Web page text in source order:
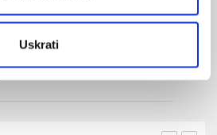
Uskrati